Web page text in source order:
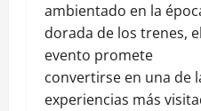
ambientado en la
dorada de los trenes, el
evento promete
convertirse en una de
experiencias más